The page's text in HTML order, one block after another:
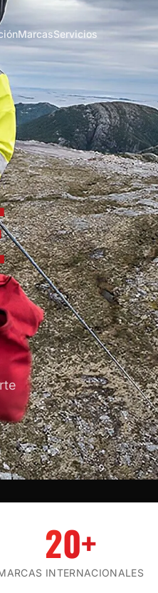
MarcasServicios
20+
INTERNACIONALES